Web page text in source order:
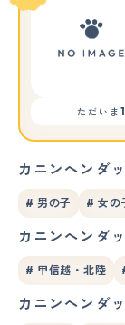
ただいま
カニンヘンダ
# 男の子 # 女の
カニンヘンダ
# 甲信越・北陸
カニンヘンダ